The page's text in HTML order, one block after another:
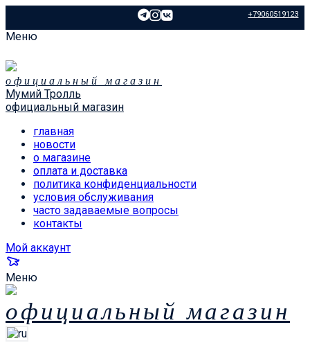
+79060519123
Меню
официальный магазин
Мумий Тролль
официальный магазин
главная
новости
о магазине
оплата и доставка
политика конфиденциальности
условия обслуживания
часто задаваемые вопросы
контакты
Мой аккаунт
Меню
официальный магазин